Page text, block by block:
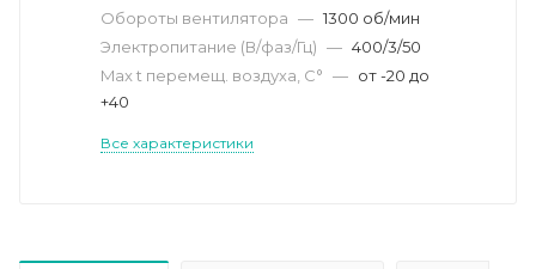
Обороты вентилятора — 1300 об/мин
Электропитание (В/фаз/Гц) — 400/3/50
Max t перемещ. воздуха, С° — от -20 до
+40
Все характеристики